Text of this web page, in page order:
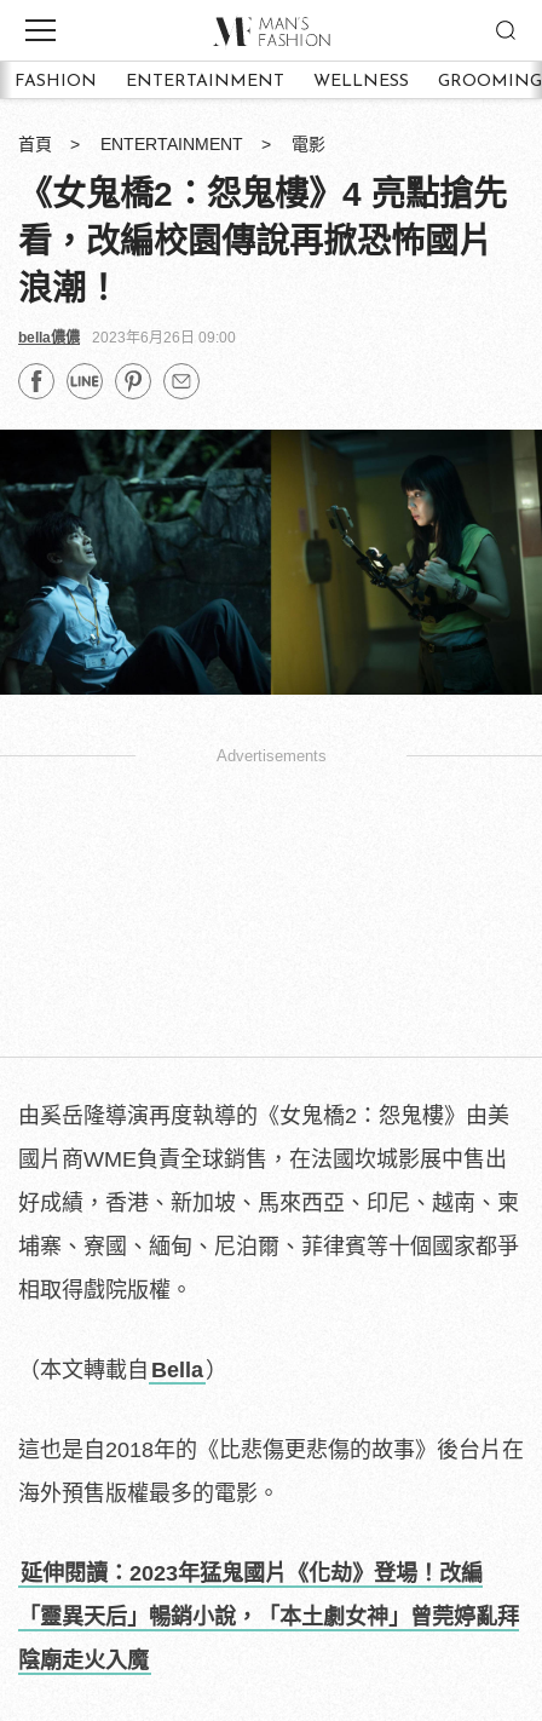
FASHION ENTERTAINMENT WELLNESS GROOMING
首頁 ENTERTAINMENT 電影
《女鬼橋2：怨鬼樓》4 亮點搶先
看，改編校園傳說再掀恐怖國片
浪潮！
bella儂儂 2023年6月26日 09:00
Advertisements
由奚岳隆導演再度執導的《女鬼橋2：怨鬼樓》由美
國片商WME負責全球銷售，在法國坎城影展中售出
好成績，香港、新加坡、馬來西亞、印尼、越南、柬
埔寨、寮國、緬甸、尼泊爾、菲律賓等十個國家都爭
相取得戲院版權。
（本文轉載自 Bella）
這也是自2018年的《比悲傷更悲傷的故事》後台片在
海外預售版權最多的電影。
延伸閱讀：2023年猛鬼國片《化劫》登場！改編
「靈異天后」暢銷小說，「本土劇女神」曾莞婷亂拜
陰廟走火入魔